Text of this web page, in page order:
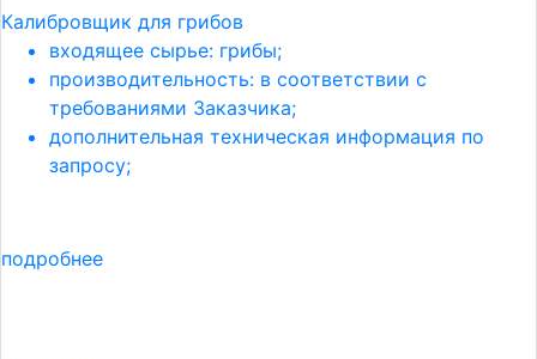
Калибровщик для грибов
входящее сырье: грибы;
производительность: в соответствии с
требованиями Заказчика;
дополнительная техническая информация по
запросу;
подробнее